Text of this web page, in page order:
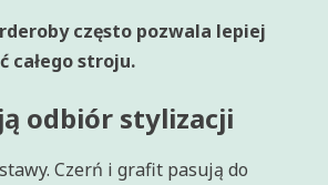
często pozwala lepiej
całego stroju.
odbiór stylizacji
Czerń i grafit pasują do